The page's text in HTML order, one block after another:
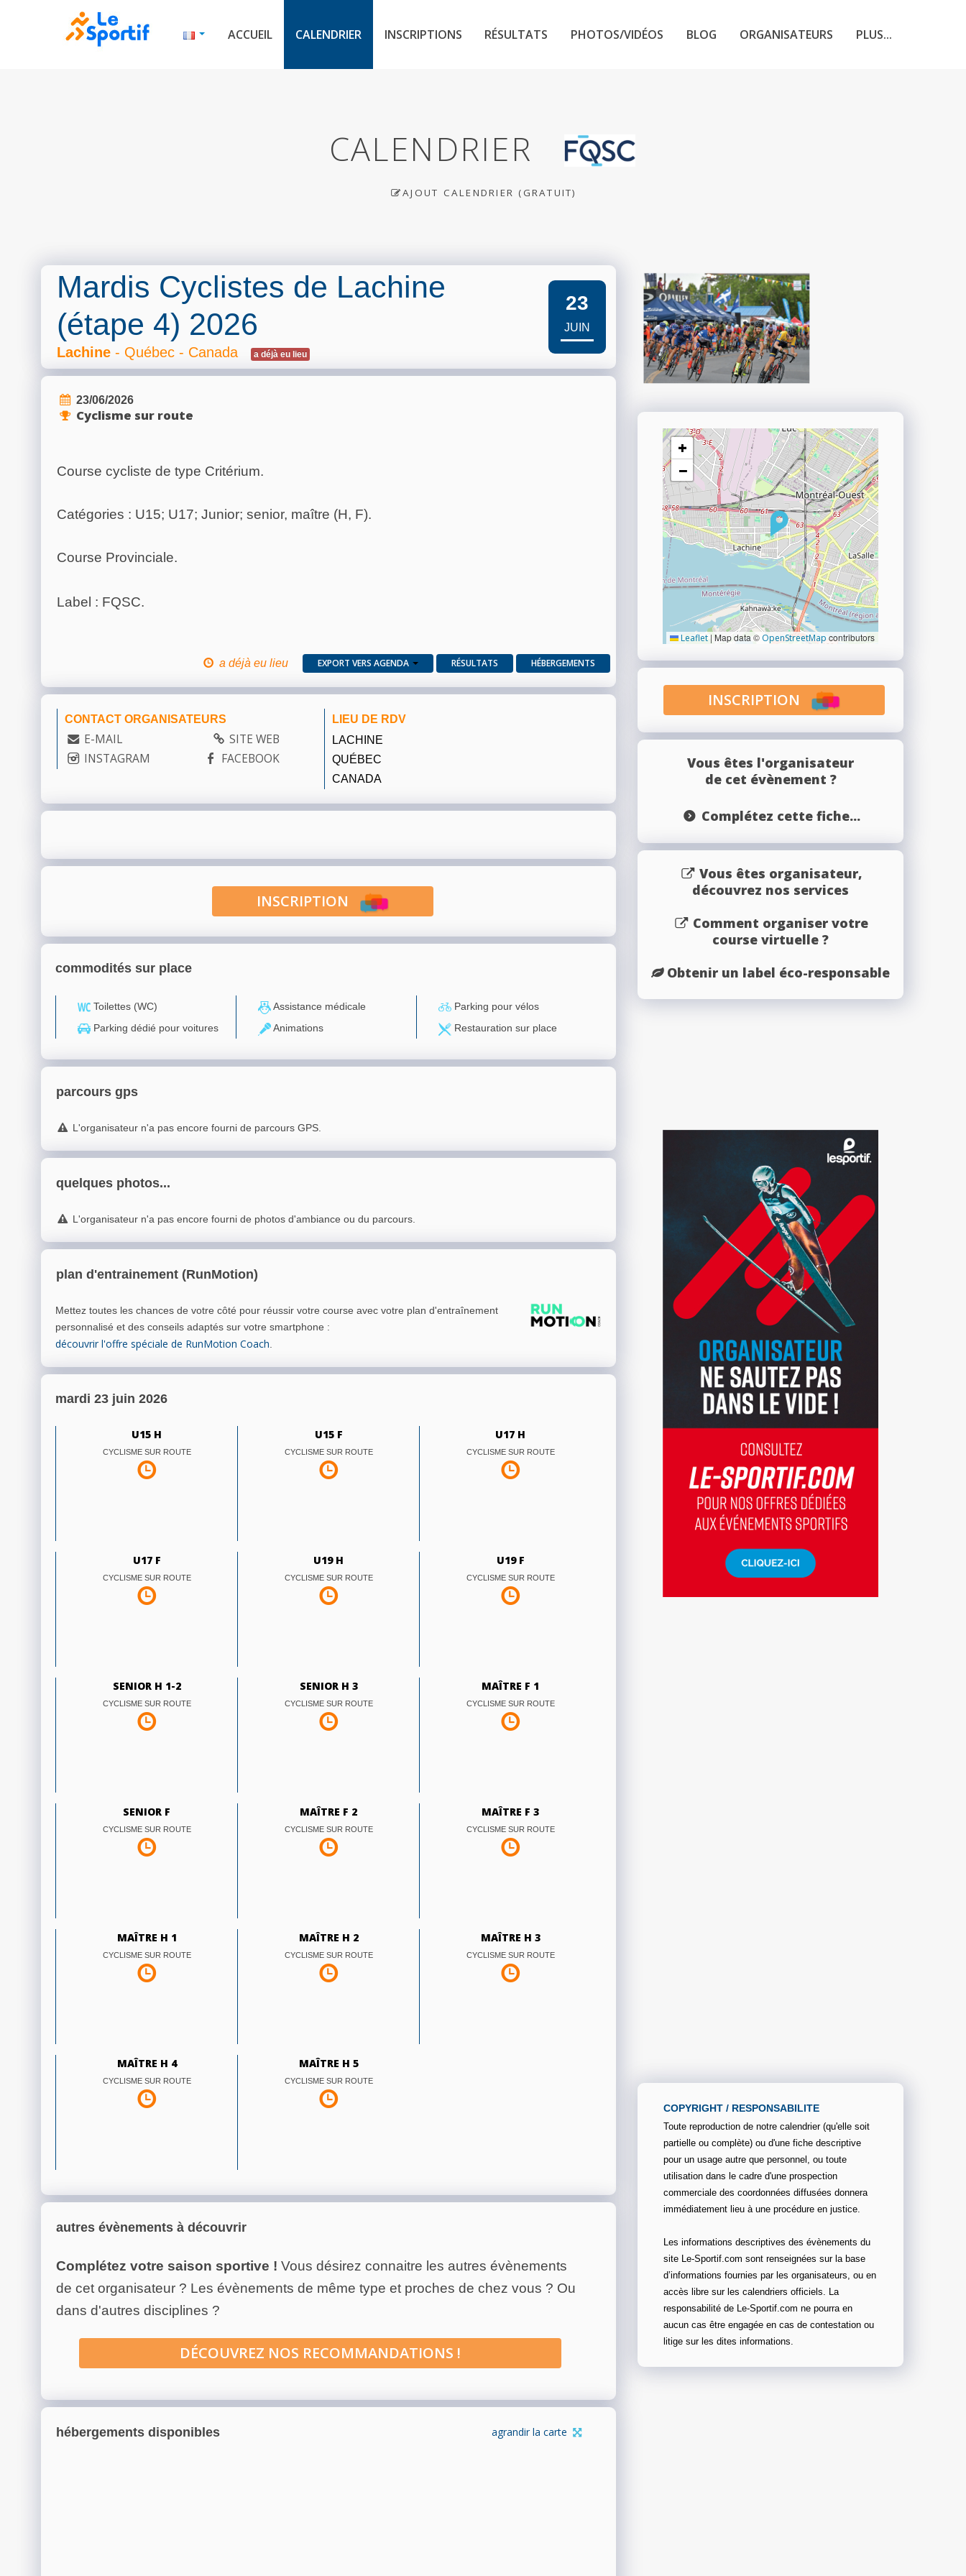
ACCUEIL CALENDRIER INSCRIPTIONS RÉSULTATS PHOTOS/VIDÉOS BLOG ORGANISATEURS PLUS...
CALENDRIER
AJOUT CALENDRIER (GRATUIT)
Mardis Cyclistes de Lachine
(étape 4) 2026
Lachine - Québec - Canada a déjà eu lieu
23
JUIN
23/06/2026
Cyclisme sur route
Course cycliste de type Critérium.
Catégories : U15; U17; Junior; senior, maître (H, F).
Course Provinciale.
Label : FQSC.
a déjà eu lieu EXPORT VERS AGENDA RÉSULTATS HÉBERGEMENTS
CONTACT ORGANISATEURS
E-MAIL
SITE WEB
INSTAGRAM
FACEBOOK
LIEU DE RDV
LACHINE
QUÉBEC
CANADA
INSCRIPTION
commodités sur place
Toilettes (WC) Assistance médicale
Parking pour vélos
Parking dédié pour voitures
Animations Restauration sur place
parcours gps
L'organisateur n'a pas encore fourni de parcours GPS.
quelques photos...
L'organisateur n'a pas encore fourni de photos d'ambiance ou du parcours.
plan d'entrainement (RunMotion)
Mettez toutes les chances de votre côté pour réussir votre course avec votre plan d'entraînement
personnalisé et des conseils adaptés sur votre smartphone :
découvrir l'offre spéciale de RunMotion Coach.
mardi 23 juin 2026
U15 H
CYCLISME SUR ROUTE
U15 F
CYCLISME SUR ROUTE
U17 H
CYCLISME SUR ROUTE
U17 F
CYCLISME SUR ROUTE
U19 H
CYCLISME SUR ROUTE
U19 F
CYCLISME SUR ROUTE
SENIOR H 1-2
CYCLISME SUR ROUTE
SENIOR H 3
CYCLISME SUR ROUTE
MAÎTRE F 1
CYCLISME SUR ROUTE
SENIOR F
CYCLISME SUR ROUTE
MAÎTRE F 2
CYCLISME SUR ROUTE
MAÎTRE F 3
CYCLISME SUR ROUTE
MAÎTRE H 1
CYCLISME SUR ROUTE
MAÎTRE H 2
CYCLISME SUR ROUTE
MAÎTRE H 3
CYCLISME SUR ROUTE
MAÎTRE H 4
CYCLISME SUR ROUTE
MAÎTRE H 5
CYCLISME SUR ROUTE
autres évènements à découvrir
Complétez votre saison sportive ! Vous désirez connaitre les autres évènements
de cet organisateur ? Les évènements de même type et proches de chez vous ? Ou
dans d'autres disciplines ?
DÉCOUVREZ NOS RECOMMANDATIONS !
hébergements disponibles agrandir la carte
+
−
Leaflet | Map data © OpenStreetMap contributors
INSCRIPTION
Vous êtes l'organisateur
de cet évènement ?
Complétez cette fiche...
Vous êtes organisateur,
découvrez nos services
Comment organiser votre
course virtuelle ?
Obtenir un label éco-responsable
COPYRIGHT / RESPONSABILITE
Toute reproduction de notre calendrier (qu'elle soit
partielle ou complète) ou d'une fiche descriptive
pour un usage autre que personnel, ou toute
utilisation dans le cadre d'une prospection
commerciale des coordonnées diffusées donnera
immédiatement lieu à une procédure en justice.
Les informations descriptives des évènements du
site Le-Sportif.com sont renseignées sur la base
d’informations fournies par les organisateurs, ou en
accès libre sur les calendriers officiels. La
responsabilité de Le-Sportif.com ne pourra en
aucun cas être engagée en cas de contestation ou
litige sur les dites informations.